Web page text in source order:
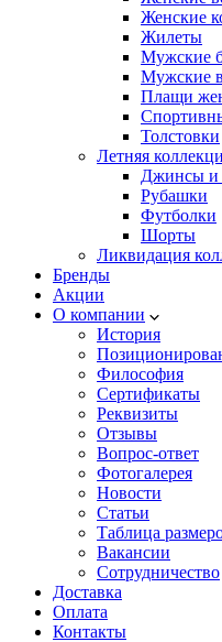
Женские
Жилеты
Мужские
Мужские
Плащи
Толстовки
Летняя
Джинсы и
Рубашки
Футболки
Шорты
Ликвидация
Бренды
Акции
О компании
История
Философия
Сертификаты
Реквизиты
Отзывы
Вопрос-ответ
Фотогалерея
Новости
Статьи
Таблица
Вакансии
Сотрудничество
Доставка
Оплата
Контакты